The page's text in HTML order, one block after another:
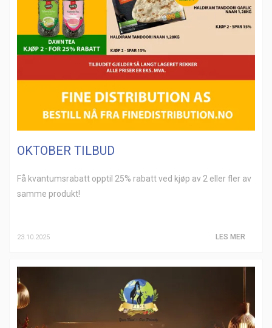
OKTOBER TILBUD
Få kvantumsrabatt opptil 25% rabatt ved kjøp av 2 eller fler av
samme produkt!
23.10.2025 LES MER